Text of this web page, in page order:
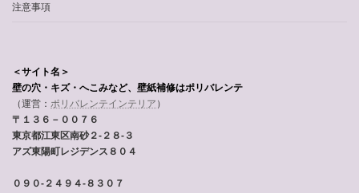
注意事項
＜サイト名＞
壁の穴・キズ・へこみなど、壁紙補修はポリバレンテ
（運営： ポリバレンテインテリア ）
〒１３６－００７６
東京都江東区南砂２-２８-３
アズ東陽町レジデンス８０４
０９０-２４９４-８３０７